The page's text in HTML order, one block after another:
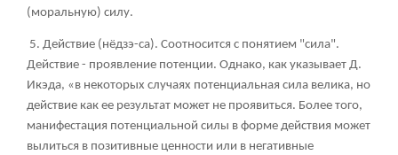
(моральную) силу.
5. Действие (нёдзэ-са). Соотносится с понятием "сила".
Действие - проявление потенции. Однако, как указывает Д.
Икэда, «в некоторых случаях потенциальная сила велика, но
действие как ее результат может не проявиться. Более того,
манифестация потенциальной силы в форме действия может
вылиться в позитивные ценности или в негативные